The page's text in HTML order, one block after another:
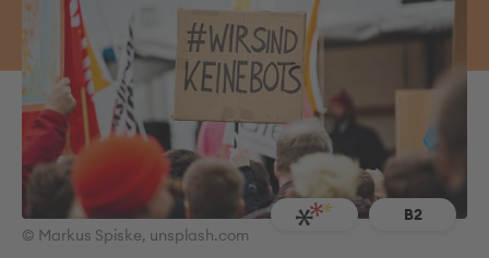
B2
© Markus Spiske, unsplash.com